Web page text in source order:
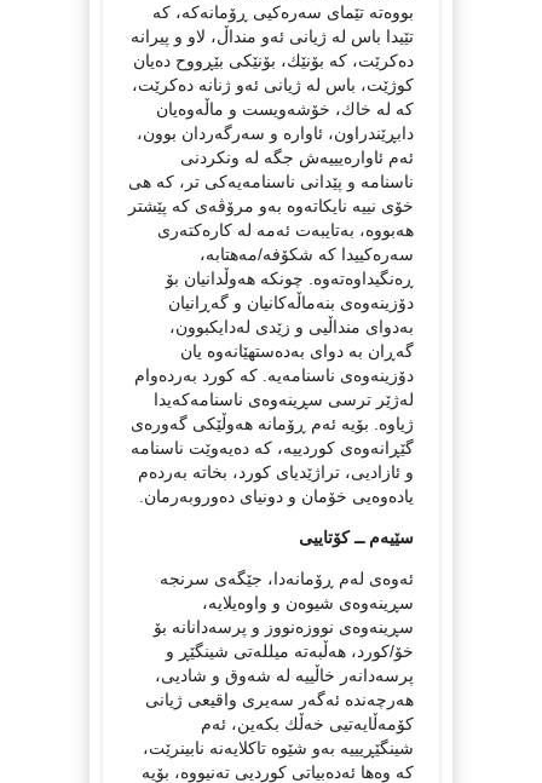
بووه‌ته‌ تێمای سه‌ره‌كیی ڕۆمانه‌كه‌، كه
تێیدا باس له‌ ژیانی ئه‌و منداڵ، لاو و پیرانه‌
ده‌كرێت، كه‌ بۆنێك، بۆنێكی بێڕووح ده‌یان
كوژێت، باس له‌ ژیانی ئه‌و ژنانه‌ ده‌كرێت،
كه‌ له‌ خاك، خۆشه‌ویست و ماڵه‌وه‌یان
دابڕێندراون، ئاواره‌ و سه‌رگه‌ردان بوون،
ئه‌م ئاواره‌یییه‌ش جگه‌ له‌ ونكردنی
ناسنامه‌ و پێدانی ناسنامه‌یه‌كی تر، كه‌ هی
خۆی نییه‌ نایكاته‌وه‌ به‌و مرۆڤه‌ی كه‌ پێشتر
هه‌بووه‌، به‌تایبه‌ت ئه‌مه‌ له‌ كاره‌كته‌ری
سه‌ره‌كییدا كه‌ شكۆفه‌/مه‌هتابه‌،
ڕه‌نگیداوه‌ته‌وه‌. چونكه‌ هه‌وڵدانیان بۆ
دۆزینه‌وه‌ی بنه‌ماڵه‌كانیان و گه‌ڕانیان
به‌دوای منداڵیی و زێدی له‌دایكبوون،
گه‌ڕان‌ به‌ دوای به‌ده‌ستهێانه‌وه‌ یان
دۆزینه‌وه‌ی ناسنامه‌یه‌. كه‌ كورد به‌رده‌وام
له‌ژێر ترسی سڕینه‌وه‌ی ناسنامه‌كه‌یدا
ژیاوه‌‌. بۆیه‌ ئه‌م ڕۆمانه‌ هه‌وڵێكی گه‌وره‌ی
گێڕانه‌وه‌ی كوردییه‌، كه‌ ده‌یه‌وێت ناسنامه‌
و ئازادیی، تراژێدیای كورد، بخاته‌ به‌رده‌م
یاده‌وه‌یی خۆمان و دونیای ده‌وروبه‌رمان.
سێیه‌م ــ كۆتاییی
ئه‌وه‌ی له‌م ڕۆمانه‌دا، جێگه‌ی سرنجه‌
سڕینه‌وه‌ی شیوه‌ن و واوه‌یلایه‌،
سڕینه‌وه‌ی نووزه‌نووز و پرسه‌دانانه‌ بۆ
خۆ/كورد، هه‌ڵبه‌ته‌ میلله‌تی شینگێڕ و
پرسه‌دانه‌ر خاڵییه‌ له‌ شه‌وق و شادیی،
هه‌رچه‌نده‌ ئه‌گه‌ر سه‌یری واقیعی ژیانی
كۆمه‌ڵایه‌تیی خه‌ڵك بكه‌ین، ئه‌م
شینگێڕیییه‌ به‌و شێوه‌ تاكلایه‌نه‌ نابینرێت،
كه‌ وه‌ها ئه‌ده‌بیاتی كوردیی ته‌نیووه‌، بۆیه‌